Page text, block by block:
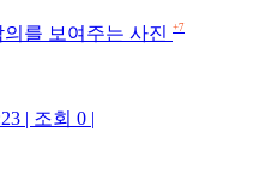
를 보여주는 사진 +7
| 조회 0 |